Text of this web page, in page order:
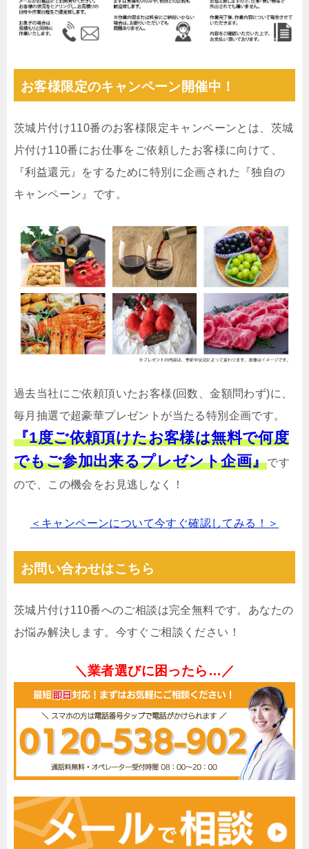
お客様限定のキャンペーン開催中！
茨城片付け110番のお客様限定キャンペーンとは、茨城
片付け110番にお仕事をご依頼したお客様に向けて、
『利益還元』をするために特別に企画された『独自の
キャンペーン』です。
過去当社にご依頼頂いたお客様(回数、金額問わず)に、
毎月抽選で超豪華プレゼントが当たる特別企画です。
『1度ご依頼頂けたお客様は無料で何度
でもご参加出来るプレゼント企画』です
ので、この機会をお見逃しなく！
＜キャンペーンについて今すぐ確認してみる！＞
お問い合わせはこちら
茨城片付け110番へのご相談は完全無料です。あなたの
お悩み解決します。今すぐご相談ください！
＼業者選びに困ったら…／